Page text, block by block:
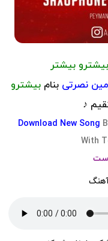
بیشترو بیشتر
نصرتی بنام بیشترو
♪
Download New Song
With